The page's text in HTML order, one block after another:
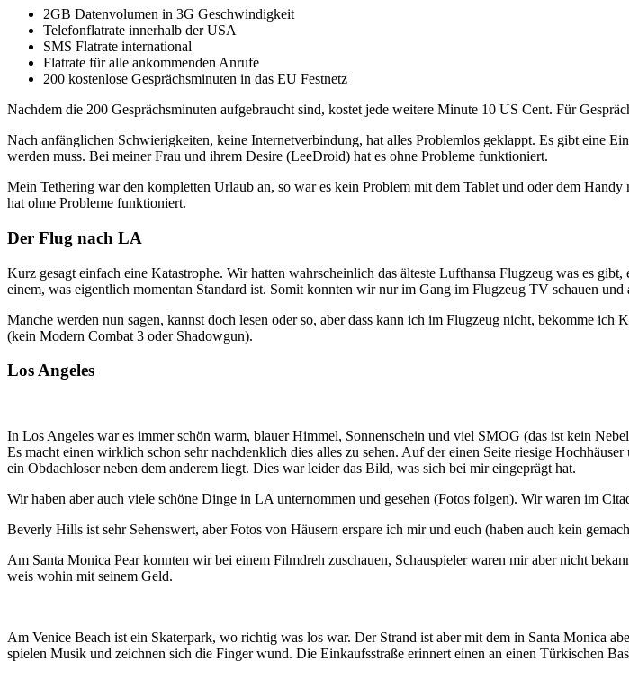
2GB Datenvolumen in 3G Geschwindigkeit
Telefonflatrate innerhalb der USA
SMS Flatrate international
Flatrate für alle ankommenden Anrufe
200 kostenlose Gesprächsminuten in das EU Festnetz
Nachdem die 200 Gesprächsminuten aufgebraucht sind, kostet jede weitere Minute 10 US Cent. Für
Nach anfänglichen Schwierigkeiten, keine Internetverbindung, hat alles Problemlos geklappt. Es gibt eine
werden muss. Bei meiner Frau und ihrem Desire (LeeDroid) hat es ohne Probleme funktioniert.
Mein Tethering war den kompletten Urlaub an, so war es kein Problem mit dem Tablet und oder dem
hat ohne Probleme funktioniert.
Der Flug nach LA
Kurz gesagt einfach eine Katastrophe. Wir hatten wahrscheinlich das älteste Lufthansa Flugzeug was es
einem, was eigentlich momentan Standard ist. Somit konnten wir nur im Gang im Flugzeug TV schauen und
Manche werden nun sagen, kannst doch lesen oder so, aber dass kann ich im Flugzeug nicht, bekomme
(kein Modern Combat 3 oder Shadowgun).
Los Angeles
In Los Angeles war es immer schön warm, blauer Himmel, Sonnenschein und viel SMOG (das ist kein
Es macht einen wirklich schon sehr nachdenklich dies alles zu sehen. Auf der einen Seite riesige
ein Obdachloser neben dem anderem liegt. Dies war leider das Bild, was sich bei mir eingeprägt hat.
Wir haben aber auch viele schöne Dinge in LA unternommen und gesehen (Fotos folgen). Wir waren im
Beverly Hills ist sehr Sehenswert, aber Fotos von Häusern erspare ich mir und euch (haben auch kein
Am Santa Monica Pear konnten wir bei einem Filmdreh zuschauen, Schauspieler waren mir aber nicht
weis wohin mit seinem Geld.
Am Venice Beach ist ein Skaterpark, wo richtig was los war. Der Strand ist aber mit dem in Santa Monica
spielen Musik und zeichnen sich die Finger wund. Die Einkaufsstraße erinnert einen an einen Türkischen